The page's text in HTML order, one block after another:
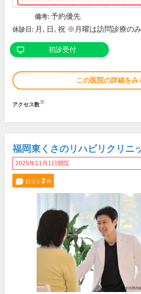
備考: 予約優先
休診日: 月, 日, 祝 ※月曜は訪問診療の
初診受付
この医院の詳細をみ
アクセス数※
福岡東くさのリハビリクリニ
2025年11月1日開院
口コミ 2件